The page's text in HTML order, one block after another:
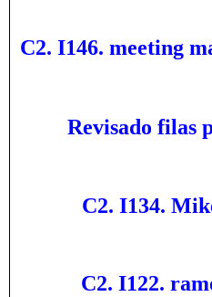
C2. I146. meeting
Revisado filas
C2. I134.
C2. I122.